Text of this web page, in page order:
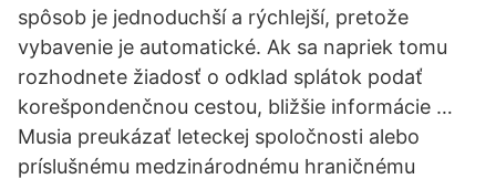
spôsob je jednoduchší a rýchlejší, pretože
vybavenie je automatické. Ak sa napriek tomu
rozhodnete žiadosť o odklad splátok podať
korešpondenčnou cestou, bližšie informácie …
Musia preukázať leteckej spoločnosti alebo
príslušnému medzinárodnému hraničnému